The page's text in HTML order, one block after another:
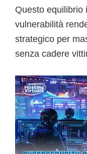
Questo equilibrio
vulnerabilità
strategico per
senza cadere